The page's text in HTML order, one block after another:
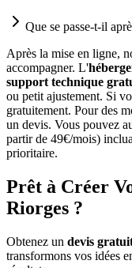
Que se passe-t-il
Après la mise en ligne,
accompagner. L'
support technique
ou petit ajustement. Si
gratuitement. Pour des
un devis. Vous pouvez
partir de 49€/mois)
prioritaire.
Prêt à Créer
Riorges ?
Obtenez un devis
transformons vos idées